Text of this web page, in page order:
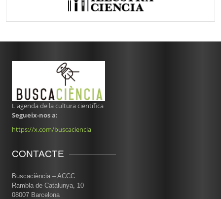
L'agenda de la cultura científica
Segueix-nos a:
https://x.com/buscaciencia
CONTACTE
Buscaciència – ACCC
Rambla de Catalunya, 10
08007 Barcelona